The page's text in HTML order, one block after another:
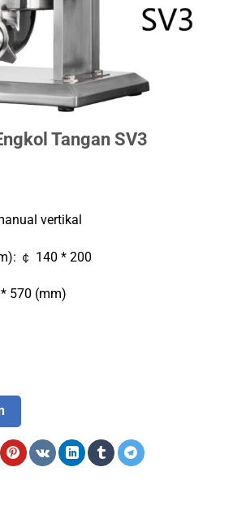
Tangan SV3
vertikal
￠ 140 * 200
570 (mm)